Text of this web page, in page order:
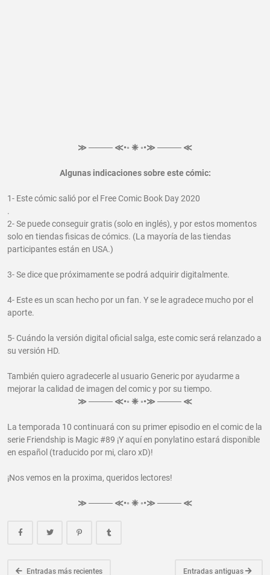
≫ ──── ≪•◦ ❈ ◦•≫ ──── ≪
Algunas indicaciones sobre este cómic:
1- Este cómic salió por el Free Comic Book Day 2020
.
2- Se puede conseguir gratis (solo en inglés), y por estos momentos
solo en tiendas fisicas de cómics. (La mayoría de las tiendas
participantes están en USA.)
3- Se dice que próximamente se podrá adquirir digitalmente.
4- Este es un scan hecho por un fan. Y se le agradece mucho por el
aporte.
5- Cuándo la versión digital oficial salga, este comic será relanzado a
su versión HD.
También quiero agradecerle al usuario Generic por ayudarme a
mejorar la calidad de imagen del comic y por su tiempo.
≫ ──── ≪•◦ ❈ ◦•≫ ──── ≪
La temporada 10 continuará con su primer episodio en el comic de la
serie Friendship is Magic #89 ¡Y aquí en ponylatino estará disponible
en español (traducido por mi, claro xD)!
¡Nos vemos en la proxima, queridos lectores!
≫ ──── ≪•◦ ❈ ◦•≫ ──── ≪
Entradas más recientes Entradas antiguas